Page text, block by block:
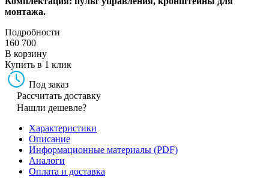
монтажа.
Подробности
160 700
В корзину
Купить в 1 клик
Под заказ
Рассчитать доставку
Нашли дешевле?
Характеристики
Описание
Информационные материалы (PDF)
Аналоги
Оплата и доставка